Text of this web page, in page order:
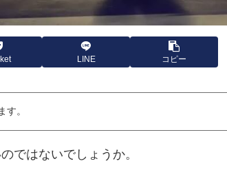
LINE コピー
す。
ではないでしょうか。